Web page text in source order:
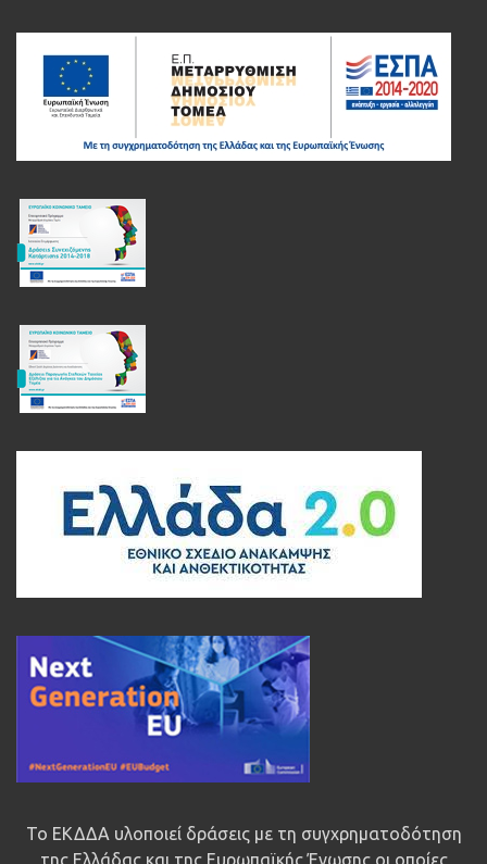
Το ΕΚΔΔΑ υλοποιεί δράσεις με τη συγχρηματοδότηση
της Ελλάδας και της Ευρωπαϊκής Ένωσης οι οποίες